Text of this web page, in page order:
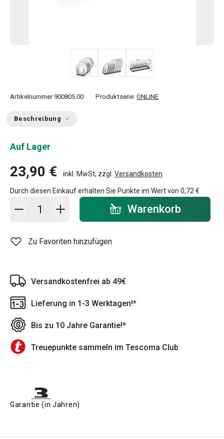
Artikelnummer 900805.00 Produktserie: ONLINE
Beschreibung
Auf Lager
23,90 € inkl. MwSt, zzgl. Versandkosten
Durch diesen Einkauf erhalten Sie Punkte im Wert von 0,72 €
In den Warenkorb - Menge Warenkorb
Zu Favoriten hinzufügen
Versandkostenfrei ab 49€
Lieferung in 1-3 Werktagen!*
Bis zu 10 Jahre Garantie!*
Treuepunkte sammeln im Tescoma Club
Garantie (in Jahren)